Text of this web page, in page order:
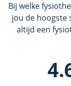
Bij welke
jou de hoogste
altijd een